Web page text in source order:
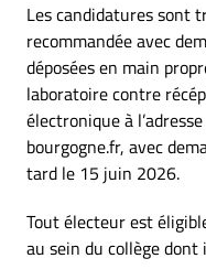
Les candidatures sont
recommandée avec
déposées en main
laboratoire contre
électronique à
bourgogne.fr, avec
tard le 15 juin 2026.
Tout électeur est
au sein du collège dont